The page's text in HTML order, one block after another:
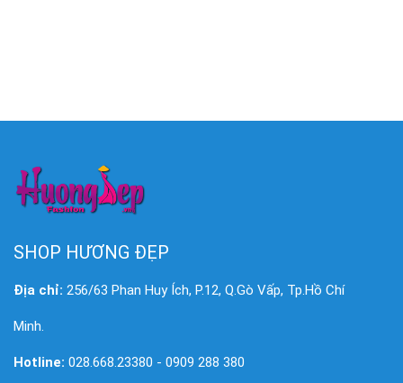
SHOP HƯƠNG ĐẸP
Địa chỉ: 256/63 Phan Huy Ích, P.12, Q.Gò Vấp, Tp.Hồ Chí
Minh.
Hotline: 028.668.23380 - 0909 288 380